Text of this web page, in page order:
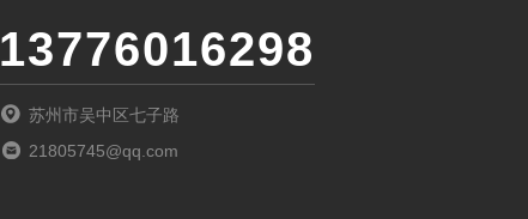
13776016298
苏州市吴中区七子路
21805745@qq.com